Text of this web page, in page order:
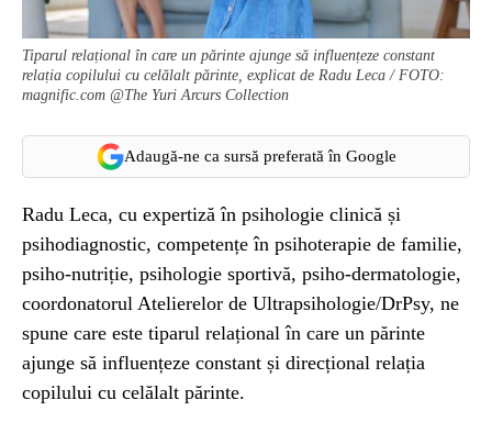
Tiparul relațional în care un părinte ajunge să influențeze constant
relația copilului cu celălalt părinte, explicat de Radu Leca / FOTO:
magnific.com @The Yuri Arcurs Collection
Adaugă-ne ca sursă preferată în Google
Radu Leca, cu expertiză în psihologie clinică și
psihodiagnostic, competențe în psihoterapie de familie,
psiho-nutriție, psihologie sportivă, psiho-dermatologie,
coordonatorul Atelierelor de Ultrapsihologie/DrPsy, ne
spune care este tiparul relațional în care un părinte
ajunge să influențeze constant și direcțional relația
copilului cu celălalt părinte.